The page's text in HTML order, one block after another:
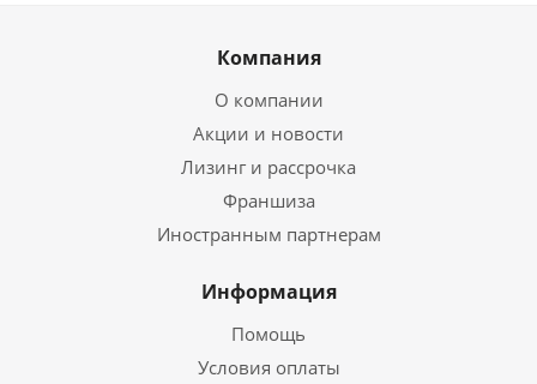
Компания
О компании
Акции и новости
Лизинг и рассрочка
Франшиза
Иностранным партнерам
Информация
Помощь
Условия оплаты